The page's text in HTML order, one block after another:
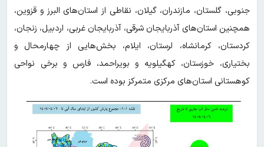
جنوبی، گلستان، مازندران، گیلان، نقاطی از استان‌های البرز و قزوین،
همچنین استان‌های آذربایجان شرقی، آذربایجان غربی، اردبیل، زنجان،
کردستان، کرمانشاه، لرستان، ایلام، بخش‌هایی از چهارمحال و
بختیاری، خوزستان، کهگیلویه و بویراحمد، فارس و برخی نواحی
کوهستانی استان‌های مرکزی متمرکز بوده است.